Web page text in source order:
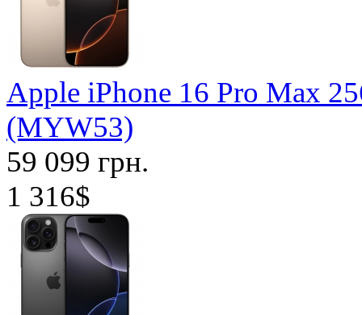
Apple iPhone 16 Pro Max
(MYW53)
59 099 грн.
1 316$